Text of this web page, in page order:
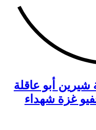
شيرين أبو عاقلة
2024: “صحفيو غزة شهداء